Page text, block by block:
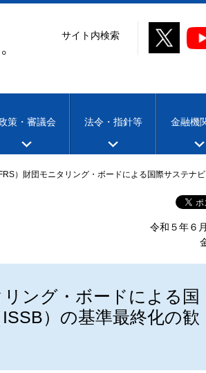
サイト内検索
策・審議会 法令・指針等 金融機
）財団モニタリング・ボードによる国際サステナ
令和５年６
ング・ボードによる国
）の基準最終化の歓